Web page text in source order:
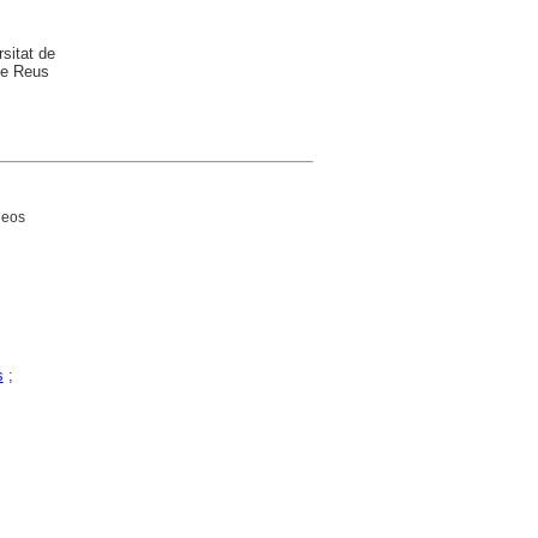
de
Reus
;